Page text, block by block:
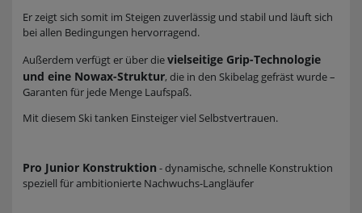
Er zeigt sich somit im Steigen zuverlässig und stabil und läuft sich
bei allen Bedingungen hervorragend.
Außerdem verfügt er über dievielseitige Grip-Technologie
und eine Nowax-Struktur, die in den Skibelag gefräst wurde –
Garanten für jede Menge Laufspaß.
Mit diesem Ski tanken Einsteiger viel Selbstvertrauen.
Pro Junior Konstruktion - dynamische, schnelle Konstruktion
speziell für ambitionierte Nachwuchs-Langläufer